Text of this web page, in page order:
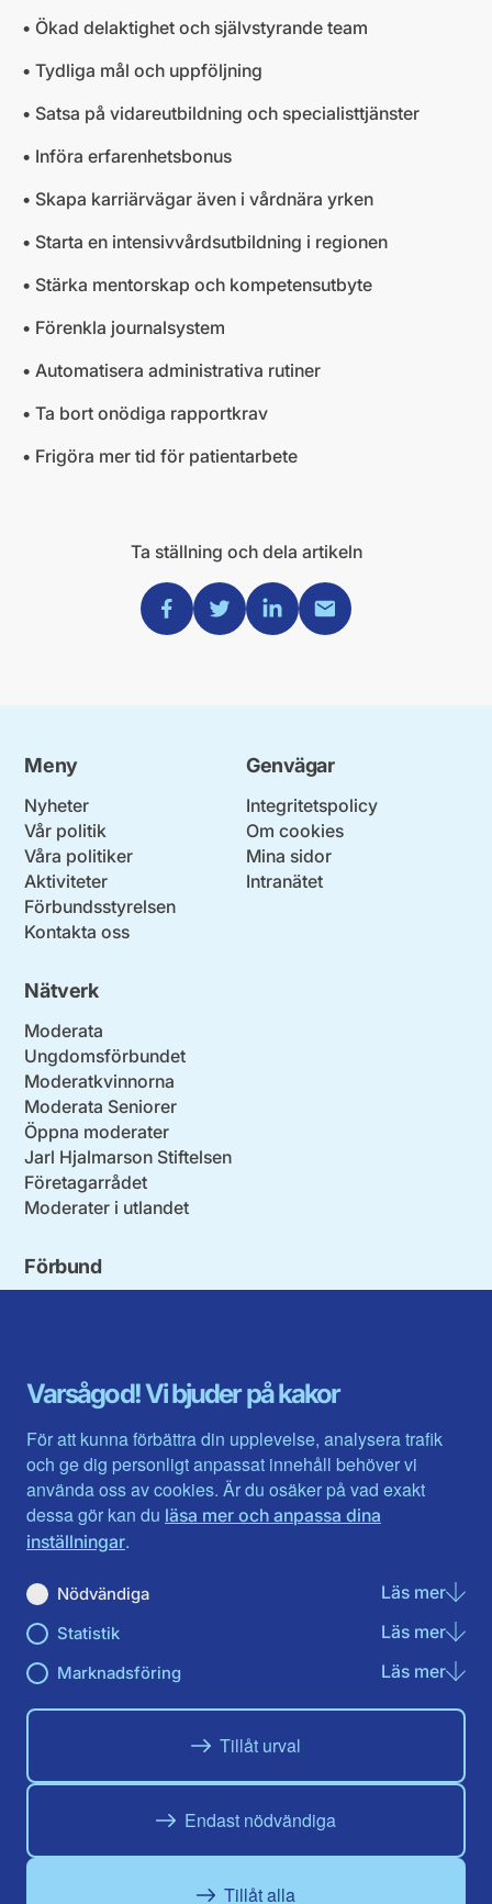
Varsågod! Vi bjuder på kakor
För att kunna förbättra din upplevelse, analysera trafik
och ge dig personligt anpassat innehåll behöver vi
använda oss av cookies. Är du osäker på vad exakt
dessa gör kan du läsa mer och anpassa dina
inställningar.
Nödvändiga Läs merom
Statistik Läs merom
Marknadsföring Läs merom
Tillåt urval
Endast nödvändiga
Tillåt alla
• Ökad delaktighet och självstyrande team
• Tydliga mål och uppföljning
• Satsa på vidareutbildning och specialisttjänster
• Införa erfarenhetsbonus
• Skapa karriärvägar även i vårdnära yrken
• Starta en intensivvårdsutbildning i regionen
• Stärka mentorskap och kompetensutbyte
• Förenkla journalsystem
• Automatisera administrativa rutiner
• Ta bort onödiga rapportkrav
• Frigöra mer tid för patientarbete
Ta ställning och dela artikeln
Dela via Facebook
Dela via Twitter
Dela via Linkedin
Dela via Mail
Meny
Nyheter
Vår politik
Våra politiker
Aktiviteter
Förbundsstyrelsen
Kontakta oss
Genvägar
Integritetspolicy
Om cookies
Mina sidor
Intranätet
Nätverk
Moderata
Ungdomsförbundet
Moderatkvinnorna
Moderata Seniorer
Öppna moderater
Jarl Hjalmarson Stiftelsen
Företagarrådet
Moderater i utlandet
Förbund
Gävleborg
Halland
Jämtlands län
Jönköpings län
Kalmar län
Kronobergs län
Norrbotten
Skåne län
Värmlands län
Västerbotten
Västra Götaland
Västernorrland
Västmanland
Örebro län
Östergötland
Du hittar oss här på sociala medier
FacebookInstagram